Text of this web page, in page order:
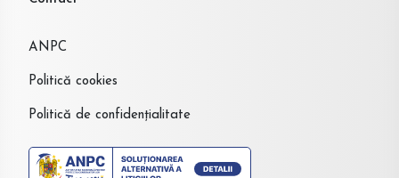
ANPC
Politică cookies
Politică de confidențialitate